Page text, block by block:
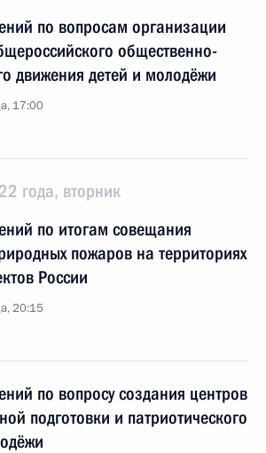
по вопросам организации
общественно-
движения детей и молодёжи
17:00
года, вторник
по итогам совещания
пожаров на территориях
России
20:15
по вопросу создания центров
подготовки и патриотического